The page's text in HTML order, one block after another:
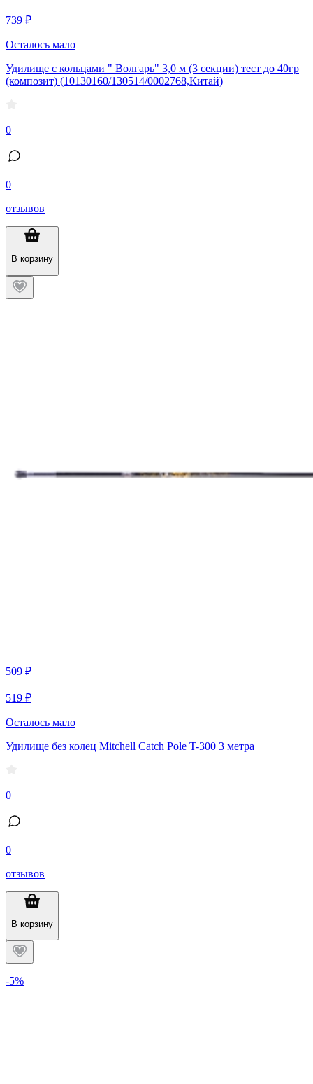
739 ₽
Осталось мало
Удилище с кольцами " Волгарь" 3,0 м (3 секции) тест до 40гр
(композит) (10130160/130514/0002768,Китай)
0
0
отзывов
В корзину
509 ₽
519 ₽
Осталось мало
Удилище без колец Mitchell Catch Pole T-300 3 метра
0
0
отзывов
В корзину
-5%